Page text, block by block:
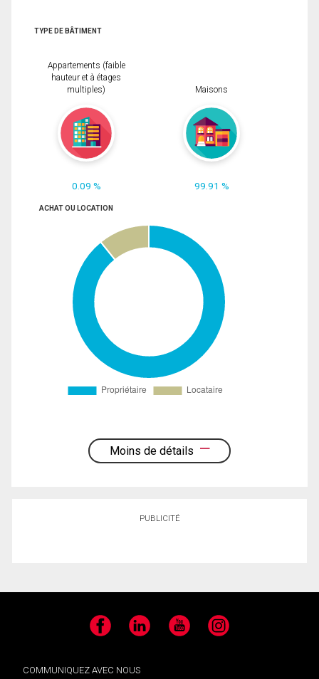
TYPE DE BÂTIMENT
Appartements (faible
hauteur et à étages
multiples)
0.09 %
Maisons
99.91 %
ACHAT OU LOCATION
Moins de détails
PUBLICITÉ
Facebook LinkedIn YouTube Instagram
COMMUNIQUEZ AVEC NOUS